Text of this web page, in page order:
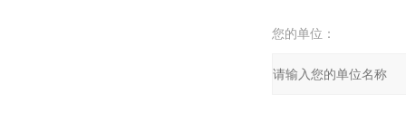
您的单位：